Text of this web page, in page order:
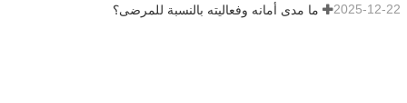
ما مدى أمانه وفعاليته بالنسبة للمرضى؟ 2025-12-22